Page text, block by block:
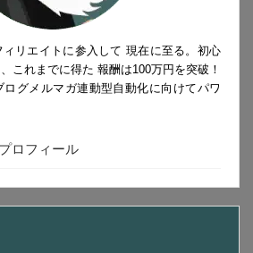
リエイトに参入して 現在に至る。初心
これまでに得た 報酬は100万円を突破！
グメルマガ連動型自動化に向けてパワ
ロフィール